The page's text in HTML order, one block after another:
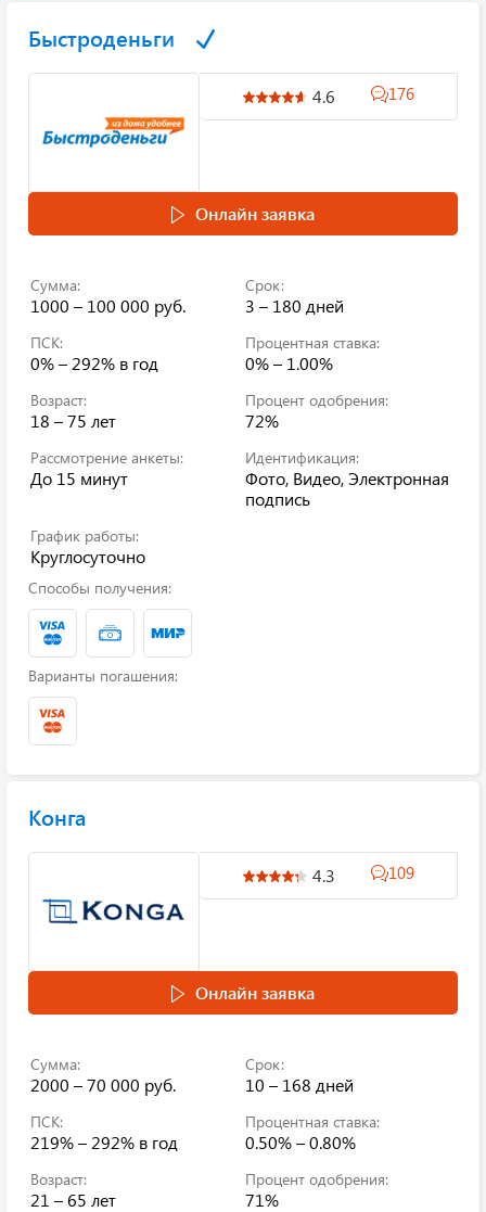
Быстроденьги
4.6 176
Онлайн заявка
Сумма:
1000 – 100 000 руб.
Срок:
3 – 180 дней
ПСК:
0% – 292% в год
Процентная ставка:
0% – 1.00%
Возраст:
18 – 75 лет
Процент одобрения:
72%
Рассмотрение анкеты:
До 15 минут
Идентификация:
Фото, Видео, Электронная
подпись
График работы:
Круглосуточно
Способы получения:
Варианты погашения:
Конга
4.3 109
Онлайн заявка
Сумма:
2000 – 70 000 руб.
Срок:
10 – 168 дней
ПСК:
219% – 292% в год
Процентная ставка:
0.50% – 0.80%
Возраст:
21 – 65 лет
Процент одобрения:
71%